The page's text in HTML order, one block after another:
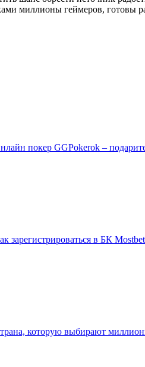
миллионы геймеров, готовы
покер GGPokerok –
зарегистрироваться в БК
которую выбирают